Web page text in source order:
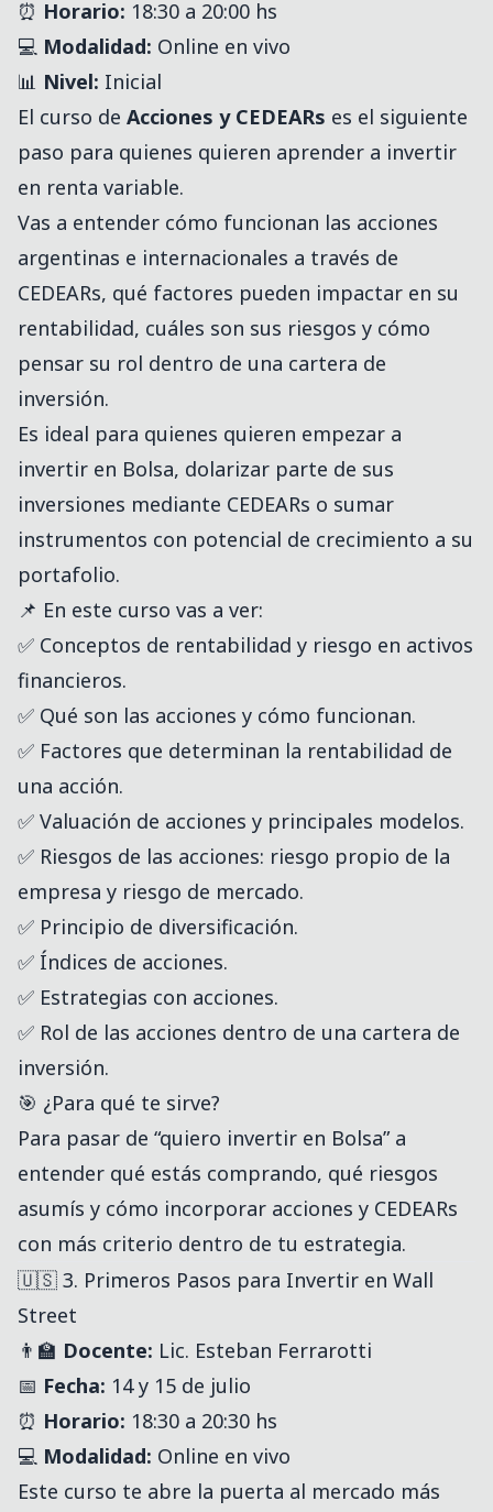
⏰ Horario: 18:30 a 20:00 hs
💻 Modalidad: Online en vivo
📊 Nivel: Inicial
El curso de Acciones y CEDEARs es el siguiente
paso para quienes quieren aprender a invertir
en renta variable.
Vas a entender cómo funcionan las acciones
argentinas e internacionales a través de
CEDEARs, qué factores pueden impactar en su
rentabilidad, cuáles son sus riesgos y cómo
pensar su rol dentro de una cartera de
inversión.
Es ideal para quienes quieren empezar a
invertir en Bolsa, dolarizar parte de sus
inversiones mediante CEDEARs o sumar
instrumentos con potencial de crecimiento a su
portafolio.
📌 En este curso vas a ver:
✅ Conceptos de rentabilidad y riesgo en activos
financieros.
✅ Qué son las acciones y cómo funcionan.
✅ Factores que determinan la rentabilidad de
una acción.
✅ Valuación de acciones y principales modelos.
✅ Riesgos de las acciones: riesgo propio de la
empresa y riesgo de mercado.
✅ Principio de diversificación.
✅ Índices de acciones.
✅ Estrategias con acciones.
✅ Rol de las acciones dentro de una cartera de
inversión.
🎯 ¿Para qué te sirve?
Para pasar de “quiero invertir en Bolsa” a
entender qué estás comprando, qué riesgos
asumís y cómo incorporar acciones y CEDEARs
con más criterio dentro de tu estrategia.
🇺🇸 3. Primeros Pasos para Invertir en Wall
Street
👨‍🏫 Docente: Lic. Esteban Ferrarotti
📅 Fecha: 14 y 15 de julio
⏰ Horario: 18:30 a 20:30 hs
💻 Modalidad: Online en vivo
Este curso te abre la puerta al mercado más